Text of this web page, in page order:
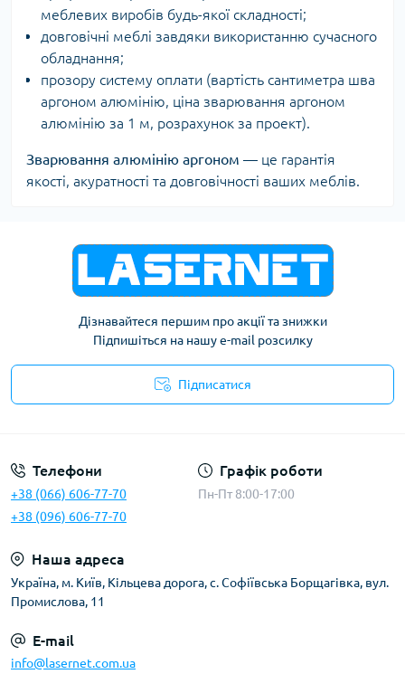
меблевих виробів будь-якої складності;
довговічні меблі завдяки використанню сучасного
обладнання;
прозору систему оплати (вартість сантиметра шва
аргоном алюмінію, ціна зварювання аргоном
алюмінію за 1 м, розрахунок за проект).
Зварювання алюмінію аргоном — це гарантія
якості, акуратності та довговічності ваших меблів.
Дізнавайтеся першим про акції та знижки
Підпишіться на нашу e-mail розсилку
Підписатися
Телефони
+38 (066) 606-77-70
+38 (096) 606-77-70
Графік роботи
Пн-Пт 8:00-17:00
Наша адреса
Українa, м. Київ, Кільцева дорога, с. Софіївська Борщагівка, вул.
Промислова, 11
E-mail
info@lasernet.com.ua